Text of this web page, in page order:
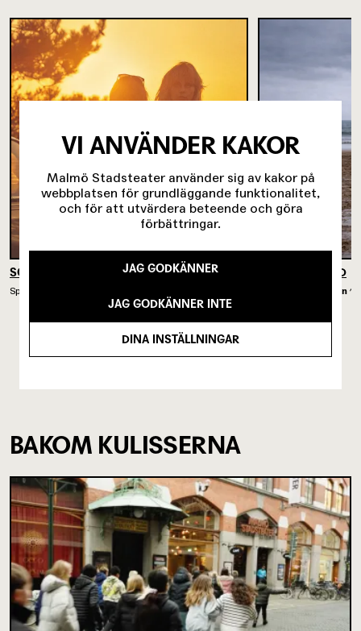
SOMMARKVÄLLAR PÅ JORDEN
Spelades på
UNRECOGNIZED
Intiman
BAKOM KULISSERNA
VI ANVÄNDER KAKOR
Malmö Stadsteater använder sig av kakor på
webbplatsen för grundläggande funktionalitet,
och för att utvärdera beteende och göra
förbättringar.
JAG GODKÄNNER
JAG GODKÄNNER INTE
DINA INSTÄLLNINGAR